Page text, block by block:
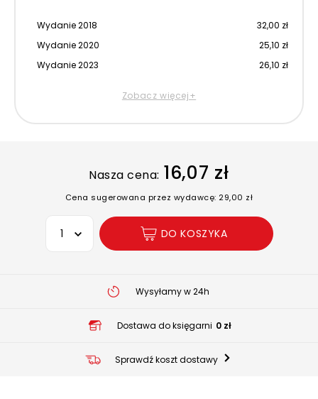
Wydanie 2018
32,00 zł
Wydanie 2020
25,10 zł
Wydanie 2023
26,10 zł
Zobacz więcej+
Nasza cena: 16,07 zł
Cena sugerowana przez wydawcę: 29,00 zł
Wybierz opcję
DO KOSZYKA
Wysyłamy w 24h
Dostawa do księgarni 0 zł
Sprawdź koszt dostawy